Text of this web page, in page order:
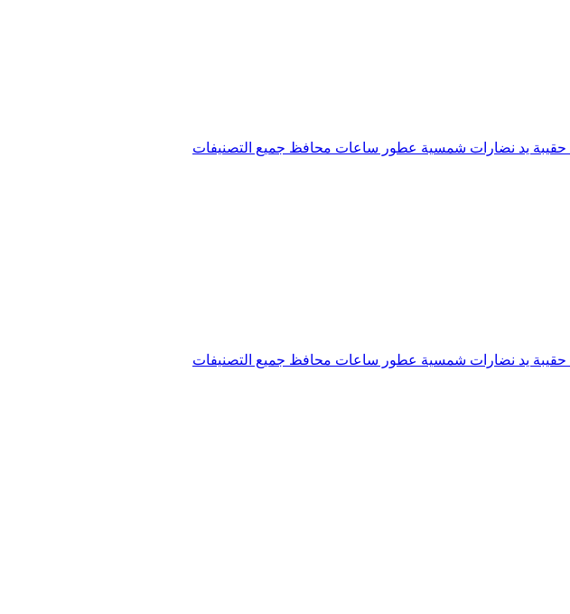
حقيبة يد نضارات شمسية عطور ساعات محافظ جميع التصنيفات
حقيبة يد نضارات شمسية عطور ساعات محافظ جميع التصنيفات